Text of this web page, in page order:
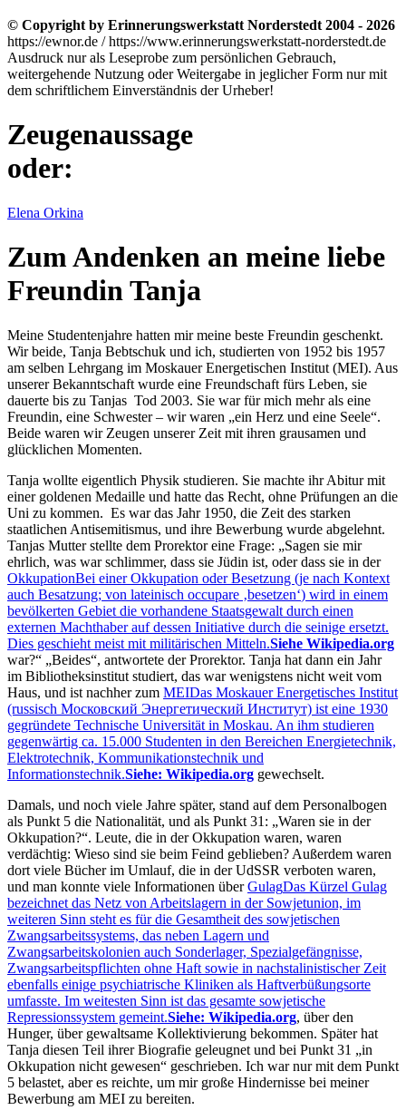
© Copyright by Erinnerungswerkstatt Norderstedt 2004 - 2026
https://ewnor.de / https://www.erinnerungswerkstatt-norderstedt.de
Ausdruck nur als Leseprobe zum persönlichen Gebrauch,
weitergehende Nutzung oder Weitergabe in jeglicher Form nur mit
dem schriftlichem Einverständnis der Urheber!
Zeugenaussage
oder:
Elena Orkina
Zum Andenken an meine liebe
Freundin Tanja
Meine Studentenjahre hatten mir meine beste Freundin geschenkt.
Wir beide, Tanja Bebtschuk und ich, studierten von 1952 bis 1957
am selben Lehrgang im Moskauer Energetischen Institut (MEI). Aus
unserer Bekanntschaft wurde eine Freundschaft fürs Leben, sie
dauerte bis zu Tanjas Tod 2003. Sie war für mich mehr als eine
Freundin, eine Schwester – wir waren
ein Herz und eine Seele .
Beide waren wir Zeugen unserer Zeit mit ihren grausamen und
glücklichen Momenten.
Tanja wollte eigentlich Physik studieren. Sie machte ihr Abitur mit
einer goldenen Medaille und hatte das Recht, ohne Prüfungen an die
Uni zu kommen. Es war das Jahr 1950, die Zeit des starken
staatlichen Antisemitismus, und ihre Bewerbung wurde abgelehnt.
Tanjas Mutter stellte dem Prorektor eine Frage:
Sagen sie mir
ehrlich, was war schlimmer, dass sie Jüdin ist, oder dass sie in der
OkkupationBei einer Okkupation oder Besetzung (je nach Kontext
auch Besatzung; von lateinisch occupare besetzen ) wird in einem
bevölkerten Gebiet die vorhandene Staatsgewalt durch einen
externen Machthaber auf dessen Initiative durch die seinige ersetzt.
Dies geschieht meist mit militärischen Mitteln.Siehe Wikipedia.org
war?
Beides , antwortete der Prorektor. Tanja hat dann ein Jahr
im Bibliotheksinstitut studiert, das war wenigstens nicht weit vom
Haus, und ist nachher zum MEIDas Moskauer Energetisches Institut
(russisch Московский Энергетический Институт) ist eine 1930
gegründete Technische Universität in Moskau. An ihm studieren
gegenwärtig ca. 15.000 Studenten in den Bereichen Energietechnik,
Elektrotechnik, Kommunikationstechnik und
Informationstechnik.Siehe: Wikipedia.org gewechselt.
Damals, und noch viele Jahre später, stand auf dem Personalbogen
als Punkt 5 die Nationalität, und als Punkt 31:
Waren sie in der
Okkupation? . Leute, die in der Okkupation waren, waren
verdächtig: Wieso sind sie beim Feind geblieben? Außerdem waren
dort viele Bücher im Umlauf, die in der UdSSR verboten waren,
und man konnte viele Informationen überGulagDas Kürzel Gulag
bezeichnet das Netz von Arbeitslagern in der Sowjetunion, im
weiteren Sinn steht es für die Gesamtheit des sowjetischen
Zwangsarbeitssystems, das neben Lagern und
Zwangsarbeitskolonien auch Sonderlager, Spezialgefängnisse,
Zwangsarbeitspflichten ohne Haft sowie in nachstalinistischer Zeit
ebenfalls einige psychiatrische Kliniken als Haftverbüßungsorte
umfasste. Im weitesten Sinn ist das gesamte sowjetische
Repressionssystem gemeint.Siehe: Wikipedia.org, über den
Hunger, über gewaltsame Kollektivierung bekommen. Später hat
Tanja diesen Teil ihrer Biografie geleugnet und bei Punkt 31
in
Okkupation nicht gewesen
geschrieben. Ich war nur mit dem Punkt
5 belastet, aber es reichte, um mir große Hindernisse bei meiner
Bewerbung am MEI zu bereiten.